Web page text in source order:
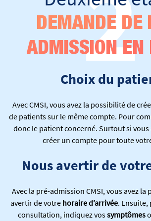
DEMANDE DE
ADMISSION EN
Choix du
Avec CMSI, vous avez la possibilité de
de patients sur le même compte. Pour
donc le patient concerné. Surtout si vous
créer un compte pour toute
Nous avertir de
Avec la pré-admission CMSI, vous avez la
avertir de votre horaired’arrivée.
consultation, indiquez vossymptômes